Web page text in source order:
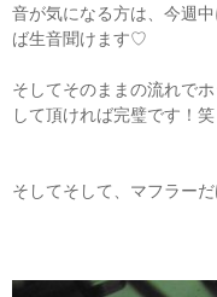
音が気になる方は、今週
ば生音聞けます♡
そしてそのままの流れで
して頂ければ完璧です！笑
そしてそして、マフラー